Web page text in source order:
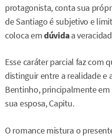
protagonista, conta sua
de Santiago é subjetivo e
coloca emdúvidaa
Esse caráter parcial faz com
distinguir entre a realidade e
Bentinho, principalmente
sua esposa, Capitu.
O romance mistura o